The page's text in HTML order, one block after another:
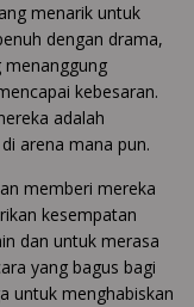
menarik untuk
dengan drama,
menanggung
kebesaran.
adalah
arena mana pun.
memberi mereka
kesempatan
dan untuk merasa
yang bagus bagi
untuk menghabiskan